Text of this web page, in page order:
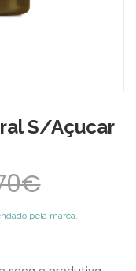
S/Açucar
pela marca.